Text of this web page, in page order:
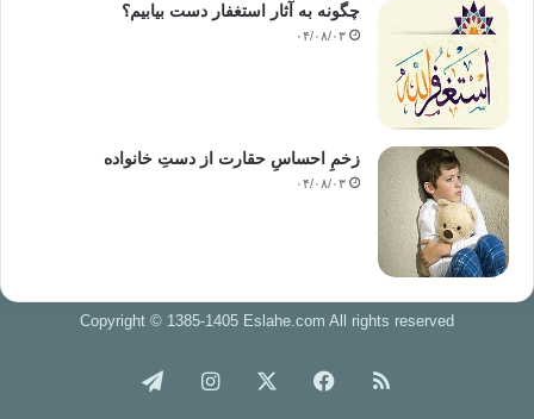
چگونه به آثار استغفار دست بیابیم؟
۰۴/۰۸/۰۳
زخمِ احساسِ حقارت از دستِ خانواده
۰۴/۰۸/۰۳
Copyright © 1385-1405 Eslahe.com All rights reserved
خوراک فیس اینستاگرام